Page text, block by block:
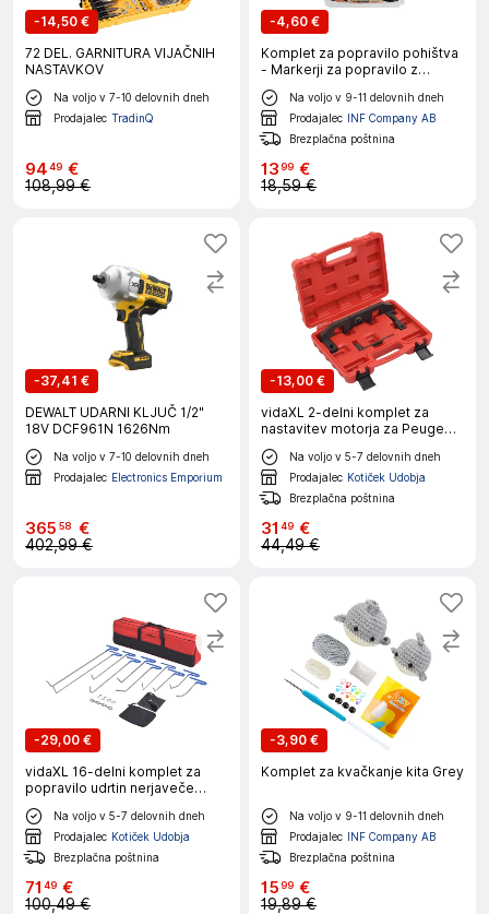
-14,50 €
72 DEL. GARNITURA VIJAČNIH
NASTAVKOV
Na voljo v 7-10 delovnih dneh
Prodajalec TradinQ
9449 €
108,99 €
-4,60 €
Komplet za popravilo pohištva
- Markerji za popravilo z
voščenimi barvicami in šilčkom
10 barvNa voljo v 9-11 delovnih dneh
Prodajalec INF Company AB
Brezplačna poštnina
1399 €
18,59 €
-37,41 €
DEWALT UDARNI KLJUČ 1/2"
18V DCF961N 1626Nm
Na voljo v 7-10 delovnih dneh
Prodajalec Electronics Emporium
365 58 €
402,99 €
-13,00 €
vidaXL 2-delni komplet za
nastavitev motorja za Peugeot
Citroen
Na voljo v 5-7 delovnih dneh
Prodajalec Kotiček Udobja
Brezplačna poštnina
31 49 €
44,49 €
-29,00 €
vidaXL 16-delni komplet za
popravilo udrtin nerjaveče
jeklo
Na voljo v 5-7 delovnih dneh
Prodajalec Kotiček Udobja
Brezplačna poštnina
71 49 €
100,49 €
-3,90 €
Komplet za kvačkanje kita Grey
Na voljo v 9-11 delovnih dneh
Prodajalec INF Company AB
Brezplačna poštnina
1599 €
19,89 €